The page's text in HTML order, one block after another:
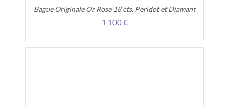
Bague Originale Or Rose 18 cts, Peridot et Diamant
1 100 €